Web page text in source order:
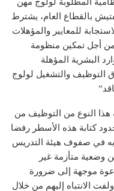
بالقطاع العام، يشترط
للمعايير والمؤهلات
من أجل تمكين منظومة
البشرية المؤهلة
التوظيف والتشغيل لولوج
هذا النوع من التوظيف من
كتابة هذه الأسطر رفضا
به في صفوف هيئة التدريس
من وضعية متأزمة غير
موجهة إلى ضرورة
الانتباه إليهم من خلال